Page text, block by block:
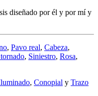
diseñado por él y por mí y
, Pavo real, Cabeza,
, Siniestro, Rosa,
, Conopial y Trazo